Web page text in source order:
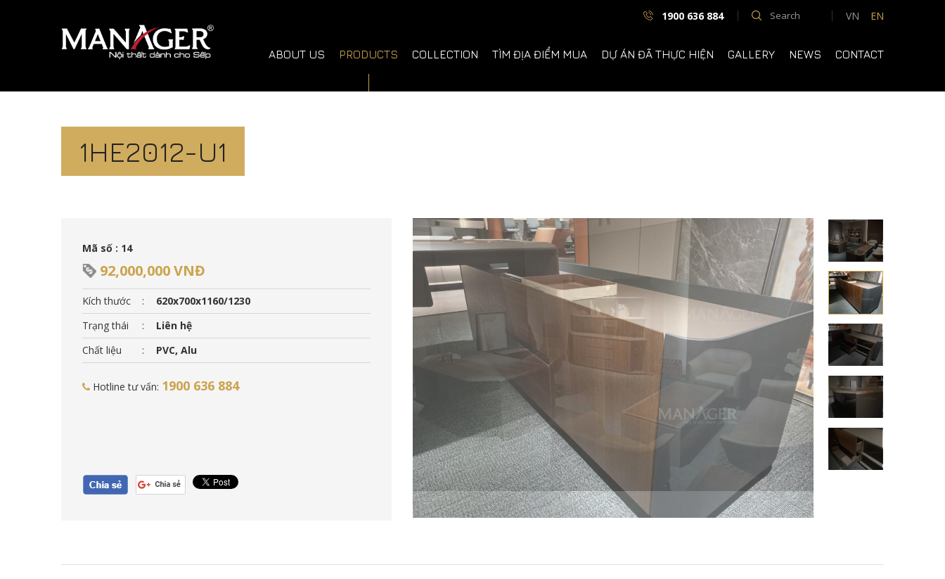
1900 636 884 VN EN
ABOUT US PRODUCTS COLLECTION TÌM ĐỊA ĐIỂM MUA DỰ ÁN ĐÃ THỰC HIỆN GALLERY NEWS CONTACT
1HE2012-U1
Mã số : 14
92,000,000 VNĐ
Kích thước :
620x700x1160/1230
Trạng thái
:
Liên hệ
Chất liệu
: PVC, Alu
Hotline tư vấn: 1900 636 884